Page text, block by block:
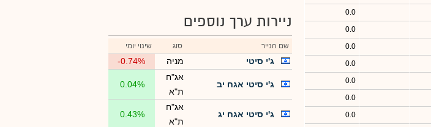
0.0
0.0
0.0
0.0
0.0
0.0
0.0
ניירות ערך נוספים
שם הנייר סוג שינוי יומי
ג'י סיטי מניה -0.74%
ג'י סיטי אגח יב
אג"ח
ת"א
0.04%
ג'י סיטי אגח יג
אג"ח
ת"א
0.43%